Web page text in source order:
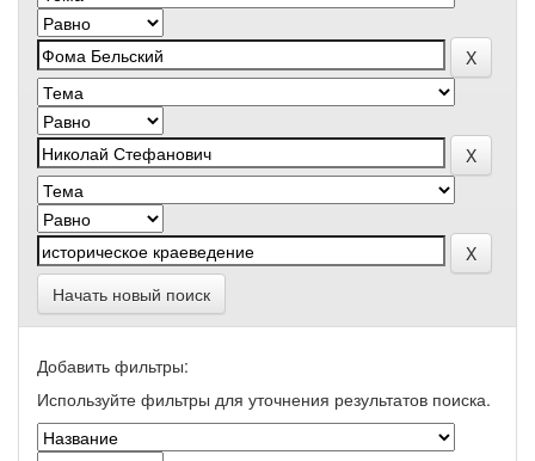
Начать новый поиск
Добавить фильтры:
Используйте фильтры для уточнения результатов поиска.